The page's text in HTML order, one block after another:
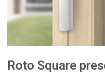
Roto Square